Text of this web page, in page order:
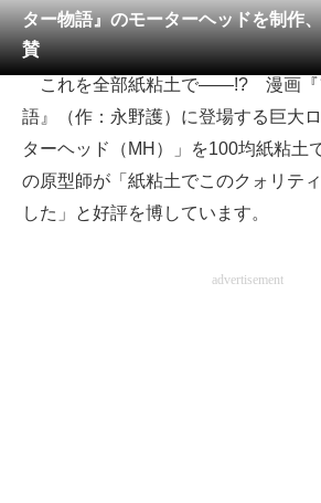
メディア
注目記事を集めた総合ページ
ITの今と未来を見通す
スマホと通信の最新トレンド
進化するPCとデバイスの未来
ター物語』のモーターヘッドを制作
賛
これを全部紙粘土で――!? 漫画『
語』（作：永野護）に登場する巨大
ターヘッド（MH）」を100均紙粘土
の原型師が「紙粘土でこのクォリテ
した」と好評を博しています。
advertisement